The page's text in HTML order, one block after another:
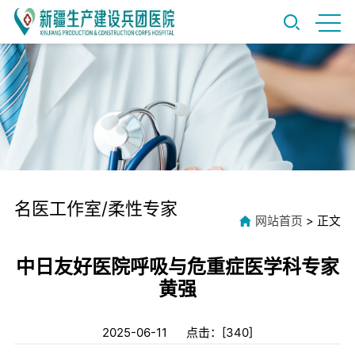
名医工作室/柔性专家
网站首页 > 正文
中日友好医院呼吸与危重症医学科专家
黄强
2025-06-11 点击：[340]